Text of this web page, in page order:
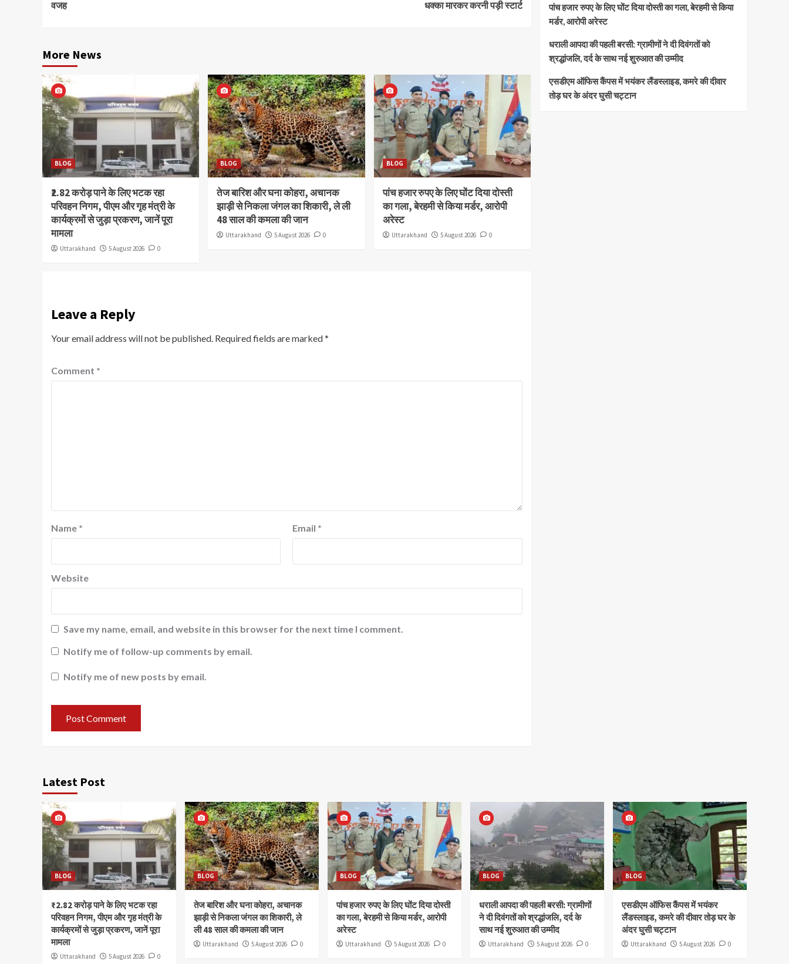
वजह
धक्का मारकर करनी पड़ी स्टार्ट
More News
BLOG
₹2.82 करोड़ पाने के लिए भटक रहा
परिवहन निगम, पीएम और गृह मंत्री के
कार्यक्रमों से जुड़ा प्रकरण, जानें पूरा
मामला
Uttarakhand 5 August 2026 0
BLOG
तेज बारिश और घना कोहरा, अचानक
झाड़ी से निकला जंगल का शिकारी, ले ली
48 साल की कमला की जान
Uttarakhand 5 August 2026 0
BLOG
पांच हजार रुपए के लिए घोंट दिया दोस्ती
का गला, बेरहमी से किया मर्डर, आरोपी
अरेस्ट
Uttarakhand 5 August 2026 0
Leave a Reply
Your email address will not be published. Required fields are marked*
Comment *
Name * Email *
Website
Save my name, email, and website in this browser for the next time I comment.
Notify me of follow-up comments by email.
Notify me of new posts by email.
पांच हजार रुपए के लिए घोंट दिया दोस्ती का गला, बेरहमी से किया
मर्डर, आरोपी अरेस्ट
धराली आपदा की पहली बरसी: ग्रामीणों ने दी दिवंगतों को
श्रद्धांजलि, दर्द के साथ नई शुरुआत की उम्मीद
एसडीएम ऑफिस कैंपस में भयंकर लैंडस्लाइड, कमरे की दीवार
तोड़ घर के अंदर घुसी चट्टान
Latest Post
BLOG
₹2.82 करोड़ पाने के लिए भटक रहा
परिवहन निगम, पीएम और गृह मंत्री के
कार्यक्रमों से जुड़ा प्रकरण, जानें पूरा
मामला
Uttarakhand 5 August 2026 0
BLOG
तेज बारिश और घना कोहरा, अचानक
झाड़ी से निकला जंगल का शिकारी, ले
ली 48 साल की कमला की जान
Uttarakhand 5 August 2026 0
BLOG
पांच हजार रुपए के लिए घोंट दिया दोस्ती
का गला, बेरहमी से किया मर्डर, आरोपी
अरेस्ट
Uttarakhand 5 August 2026 0
BLOG
धराली आपदा की पहली बरसी: ग्रामीणों
ने दी दिवंगतों को श्रद्धांजलि, दर्द के
साथ नई शुरुआत की उम्मीद
Uttarakhand 5 August 2026 0
BLOG
एसडीएम ऑफिस कैंपस में भयंकर
लैंडस्लाइड, कमरे की दीवार तोड़ घर के
अंदर घुसी चट्टान
Uttarakhand 5 August 2026 0